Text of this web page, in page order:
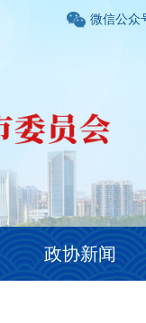
微信公众
政协新闻